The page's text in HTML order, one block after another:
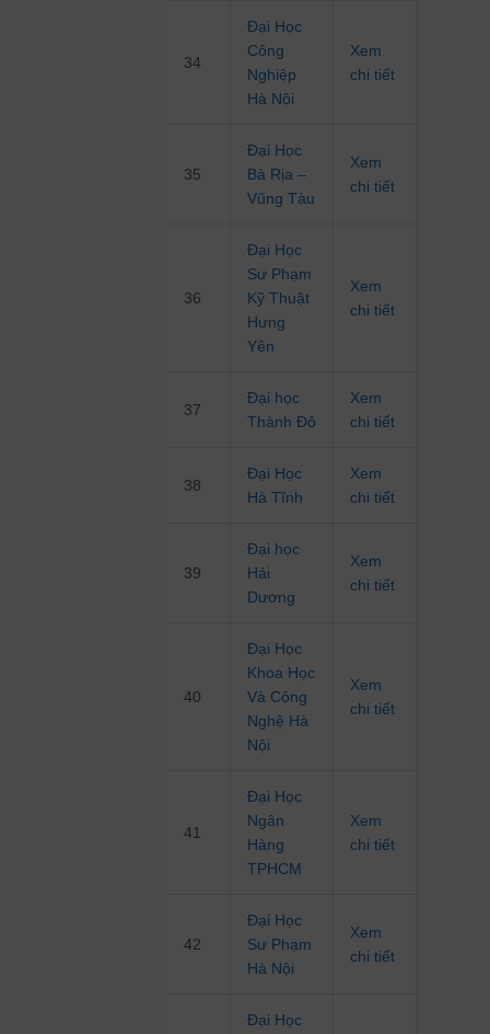
34
Đại Học
Công
Nghiệp
Hà Nội
Xem
chi tiết
35
Đại Học
Bà Rịa –
Vũng Tàu
Xem
chi tiết
36
Đại Học
Sư Phạm
Kỹ Thuật
Hưng
Yên
Xem
chi tiết
37
Đại học
Thành Đô
Xem
chi tiết
38
Đại Học
Hà Tĩnh
Xem
chi tiết
39
Đại học
Hải
Dương
Xem
chi tiết
40
Đại Học
Khoa Học
Và Công
Nghệ Hà
Nội
Xem
chi tiết
41
Đại Học
Ngân
Hàng
TPHCM
Xem
chi tiết
42
Đại Học
Sư Phạm
Hà Nội
Xem
chi tiết
Đại Học